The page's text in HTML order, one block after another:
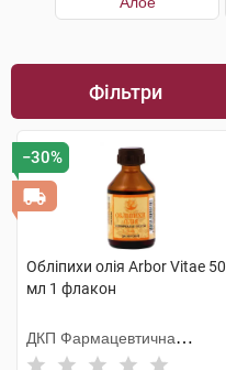
Фільтри
−30%
Обліпихи олія Arbor Vitae 50
мл 1 флакон
ДКП Фармацевтична
фабрика